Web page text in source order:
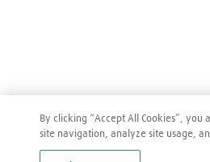
By clicking “Accept All Cookies”,
site navigation, analyze site usage,